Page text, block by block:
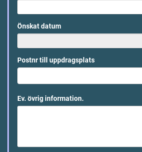
Önskat datum
Postnr till uppdragsplats
Ev. övrig information.